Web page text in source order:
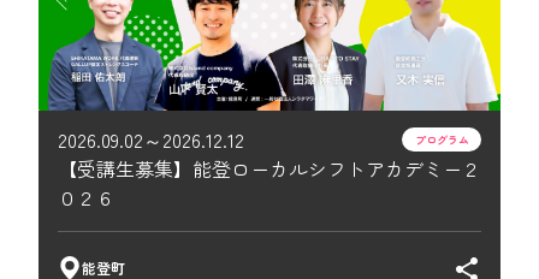
2026.09.02～2026.12.12 プログラム
【受講生募集】能登ローカルシフトアカデミー２
０２６
能登町